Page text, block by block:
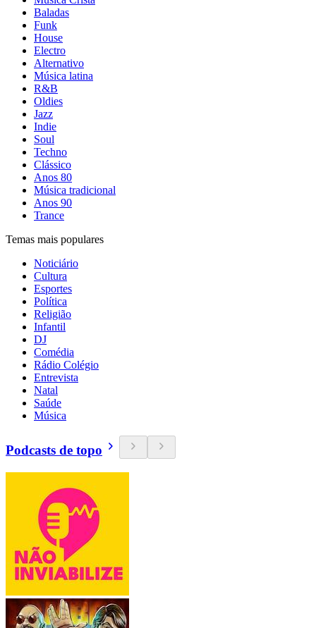
Baladas
Funk
House
Electro
Alternativo
Música latina
R&B
Oldies
Jazz
Indie
Soul
Techno
Clássico
Anos 80
Música tradicional
Anos 90
Trance
Temas mais populares
Noticiário
Cultura
Esportes
Política
Religião
Infantil
DJ
Comédia
Rádio Colégio
Entrevista
Natal
Saúde
Música
Podcasts de topo